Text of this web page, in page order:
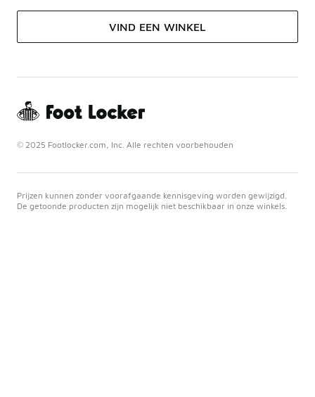
VIND EEN WINKEL
© 2025 Footlocker.com, Inc. Alle rechten voorbehouden
Prijzen kunnen zonder voorafgaande kennisgeving worden gewijzigd.
De getoonde producten zijn mogelijk niet beschikbaar in onze winkels.